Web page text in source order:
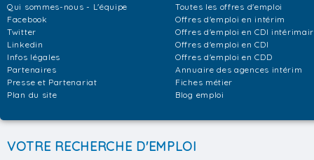
Qui sommes-nous - L'équipe
Facebook
Twitter
Linkedin
Infos légales
Partenaires
Presse et Partenariat
Plan du site
Toutes les offres d'emploi
Offres d'emploi en intérim
Offres d'emploi en CDI
Offres d'emploi en CDI
Offres d'emploi en CDD
Annuaire des agences intérim
Fiches métier
Blog emploi
VOTRE RECHERCHE D'EMPLOI